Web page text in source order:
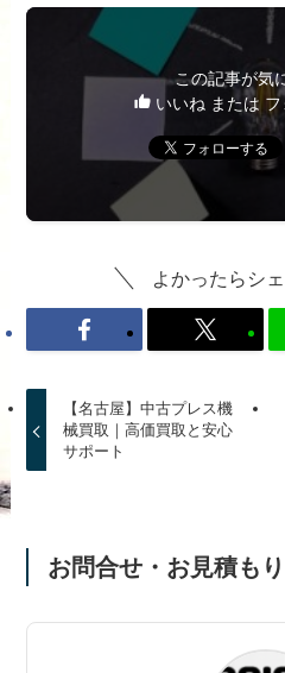
この記事が気
いいね または フ
よかったらシ
【名古屋】中古プレス機
械買取｜高価買取と安心
サポート
お問合せ・お見積も